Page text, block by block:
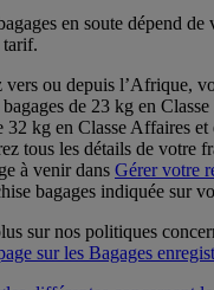
en soute dépend de
tarif.
vers ou depuis l’Afrique,
de 23 kg en
32 kg en Classe Affaires et
tous les détails de votre
à venir dans Gérer votre
bagages indiquée sur
sur nos politiques
sur les Bagages